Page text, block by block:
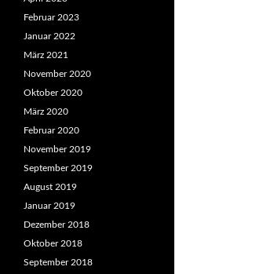
Februar 2023
Januar 2022
März 2021
November 2020
Oktober 2020
März 2020
Februar 2020
November 2019
September 2019
August 2019
Januar 2019
Dezember 2018
Oktober 2018
September 2018